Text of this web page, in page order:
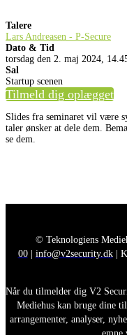
Talere
Lars Andreasen - P-Secure
Dato & Tid
torsdag den 2. maj 2024,
Sal
Startup scenen
Tilmeld dig oplægget
Slides fra seminaret vil være
taler ønsker at dele dem.
se dem.
© Teknologiens
00| info@v2security.dk|
Når du tilmelder dig V2
Mediehus kan bruge dine
arrangementer, analyser,